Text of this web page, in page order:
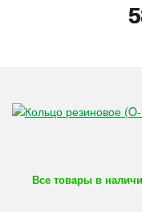
Все товары в